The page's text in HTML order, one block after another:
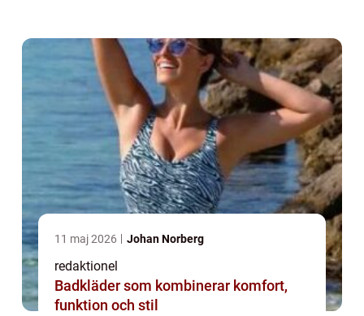
11 maj 2026 Johan Norberg
redaktionel
Badkläder som kombinerar komfort,
funktion och stil